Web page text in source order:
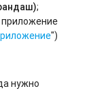
;
приложение
")
нужно